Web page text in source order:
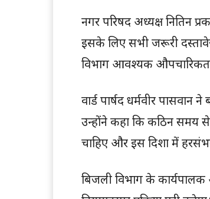
नगर परिषद अध्यक्ष नितिन
इसके लिए सभी जरूरी
विभाग आवश्यक
वार्ड पार्षद धर्मवीर
उन्होंने कहा कि कठिन समय
चाहिए और इस दिशा में
बिजली विभाग के कार्यपालक